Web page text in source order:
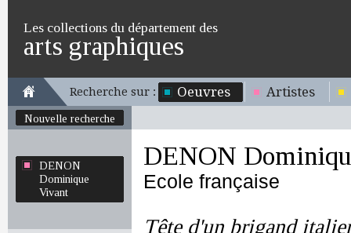
Les collections du département des
arts graphiques
Recherche sur : Oeuvres Artistes
Nouvelle recherche
DENON
Dominique
Vivant
DENON
Ecole française
Tête d'un brigand